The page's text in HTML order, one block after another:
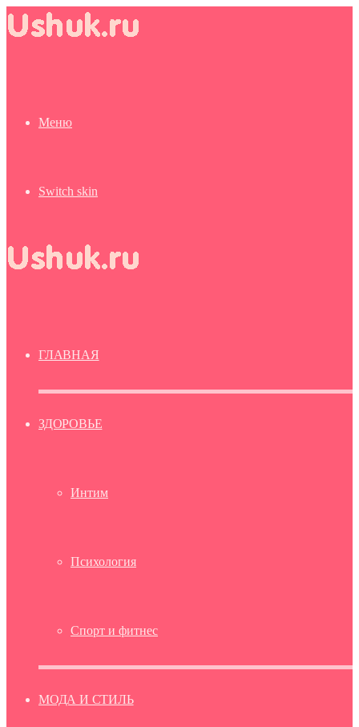
Меню
Switch skin
ГЛАВНАЯ
ЗДОРОВЬЕ
Интим
Психология
Спорт и фитнес
МОДА И СТИЛЬ